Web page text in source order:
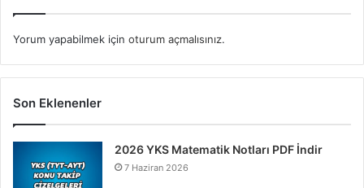
Yorum yapabilmek için oturum açmalısınız.
Son Eklenenler
2026 YKS Matematik Notları PDF İndir
7 Haziran 2026